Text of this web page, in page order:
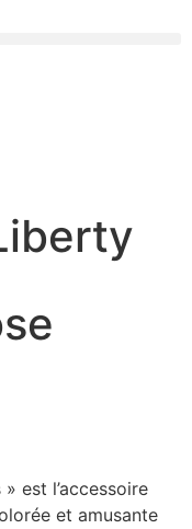
est l’accessoire
et amusante